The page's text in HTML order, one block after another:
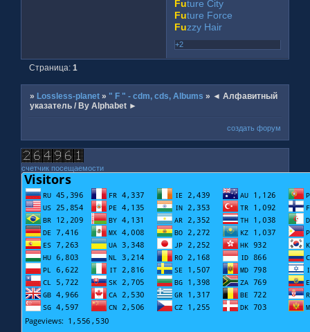
Future City
Future Force
Fuzzy Hair
+2
Страница:1
» Lossless-planet » " F " - cdm, cds, Albums » ◄ Алфавитный
указатель / By Alphabet ►
создать форум
счетчик посещаемости